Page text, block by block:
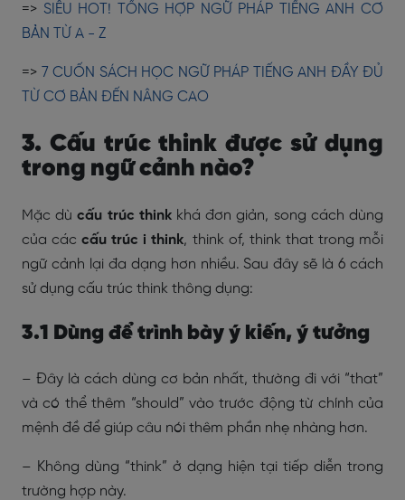
=> SIÊU HOT! TỔNG HỢP NGỮ PHÁP TIẾNG ANH CƠ
BẢN TỪ A - Z
=> 7 CUỐN SÁCH HỌC NGỮ PHÁP TIẾNG ANH ĐẦY ĐỦ
TỪ CƠ BẢN ĐẾN NÂNG CAO
3. Cấu trúc think được sử dụng
trong ngữ cảnh nào?
Mặc dùcấu trúc think khá đơn giản, song cách dùng
của cáccấu trúc i think, think of, think that trong mỗi
ngữ cảnh lại đa dạng hơn nhiều. Sau đây sẽ là 6 cách
sử dụng cấu trúc think thông dụng:
3.1 Dùng để trình bày ý kiến, ý tưởng
– Đây là cách dùng cơ bản nhất, thường đi với “that”
và có thể thêm “should” vào trước động từ chính của
mệnh đề để giúp câu nói thêm phần nhẹ nhàng hơn.
– Không dùng “think” ở dạng hiện tại tiếp diễn trong
trường hợp này.